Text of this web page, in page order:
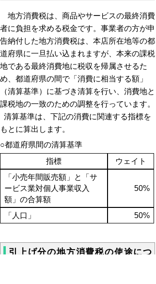
地方消費税は、商品やサービスの最終消費
者に負担を求める税金です。事業者の方が申
告納付した地方消費税は、本店所在地等の都
道府県に一旦払い込まれますが、本来の課税
地である最終消費地に税収を帰属させるた
め、都道府県の間で「消費に相当する額」
（清算基準）に基づき清算を行い、消費地と
課税地の一致のための調整を行っています。
清算基準は、下記の消費に関連する指標を
もとに算出します。
○都道府県間の清算基準
指標
ウェイト
「小売年間販売額」と「サ
ービス業対個人事業収入
額」の合算額
50%
「人口」 50%
引上げ分の地方消費税の使途につ